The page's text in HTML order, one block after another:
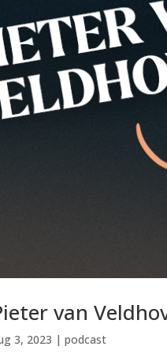
van
3, 2023 |podcast